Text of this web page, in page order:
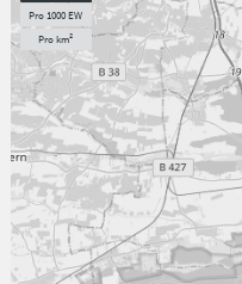
Pro 1000 EW
Pro km²